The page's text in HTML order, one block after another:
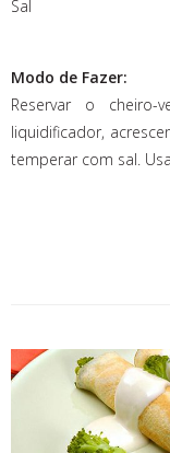
Sal
Modo de Fazer:
Reservar o cheiro-
liquidificador,
temperar com sal.